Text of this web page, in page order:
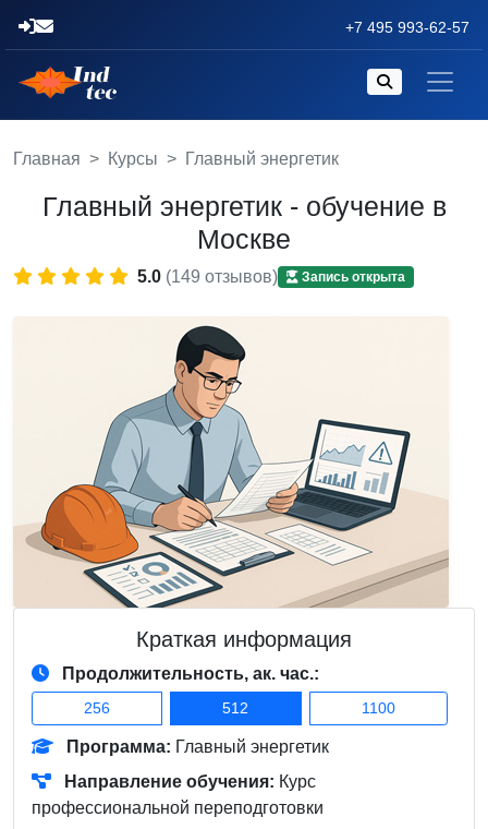
+7 495 993-62-57
Главная Курсы Главный энергетик
Главный энергетик - обучение в
Москве
5.0 (149 отзывов) Запись открыта
Краткая информация
Продолжительность, ак. час.:
256 512 1100
Программа: Главный энергетик
Направление обучения: Курс
профессиональной переподготовки